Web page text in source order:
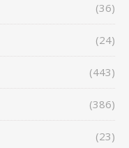
(36)
(24)
(443)
(386)
(23)